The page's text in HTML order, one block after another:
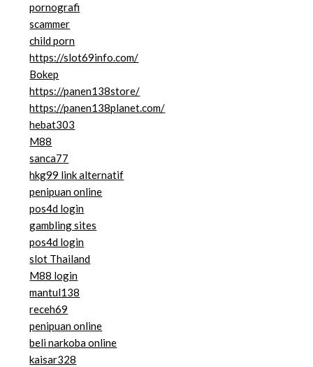
pornografi
scammer
child porn
https://slot69info.com/
Bokep
https://panen138store/
https://panen138planet.com/
hebat303
M88
sanca77
hkg99 link alternatif
penipuan online
pos4d login
gambling sites
pos4d login
slot Thailand
M88 login
mantul138
receh69
penipuan online
beli narkoba online
kaisar328